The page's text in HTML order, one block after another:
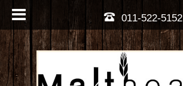
011-522-5152